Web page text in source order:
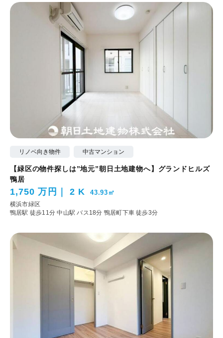
リノベ向き物件 中古マンション
【緑区の物件探しは”地元”朝日土地建物へ】グランドヒルズ
鴨居
1,750 万円 2 K 43.93㎡
横浜市緑区
鴨居駅 徒歩11分中山駅 バス18分 鴨居町下車 徒歩3分